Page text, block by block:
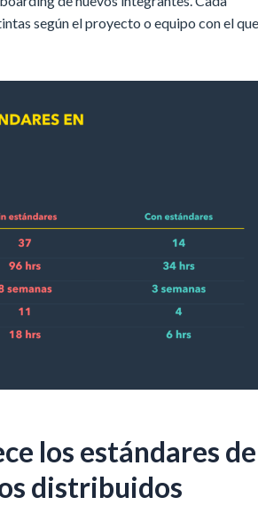
según el proyecto o equipo con el que
los estándares de
distribuidos